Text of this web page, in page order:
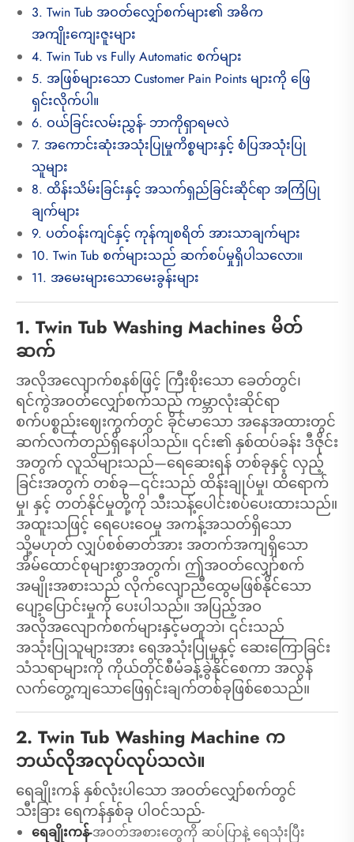
3. Twin Tub အဝတ်လျှော်စက်များ၏ အဓိက
အကျိုးကျေးဇူးများ
4. Twin Tub vs Fully Automatic စက်များ
5. အဖြစ်များသော Customer Pain Points များကို ဖြေ
ရှင်းလိုက်ပါ။
6. ဝယ်ခြင်းလမ်းညွှန်- ဘာကိုရှာရမလဲ
7. အကောင်းဆုံးအသုံးပြုမှုကိစ္စများနှင့် စံပြအသုံးပြု
သူများ
8. ထိန်းသိမ်းခြင်းနှင့် အသက်ရှည်ခြင်းဆိုင်ရာ အကြံပြု
ချက်များ
9. ပတ်ဝန်းကျင်နှင့် ကုန်ကျစရိတ် အားသာချက်များ
10. Twin Tub စက်များသည် ဆက်စပ်မှုရှိပါသလော။
11. အမေးများသောမေးခွန်းများ
1. Twin Tub Washing Machines မိတ်
ဆက်
အလိုအလျောက်စနစ်ဖြင့် ကြီးစိုးသော ခေတ်တွင်၊
ရင်ကွဲအ၀တ်လျှော်စက်သည် ကမ္ဘာလုံးဆိုင်ရာ
စက်ပစ္စည်းဈေးကွက်တွင် ခိုင်မာသော အနေအထားတွင်
ဆက်လက်တည်ရှိနေပါသည်။ ၎င်း၏ နှစ်ထပ်ခန်း ဒီဇိုင်း
အတွက် လူသိများသည်—ရေဆေးရန် တစ်ခုနှင့် လှည့်
ခြင်းအတွက် တစ်ခု—၎င်းသည် ထိန်းချုပ်မှု၊ ထိရောက်
မှု၊ နှင့် တတ်နိုင်မှုတို့ကို သီးသန့်ပေါင်းစပ်ပေးထားသည်။
အထူးသဖြင့် ရေပေးဝေမှု အကန့်အသတ်ရှိသော
သို့မဟုတ် လျှပ်စစ်ဓာတ်အား အတက်အကျရှိသော
အိမ်ထောင်စုများစွာအတွက်၊ ဤအဝတ်လျှော်စက်
အမျိုးအစားသည် လိုက်လျောညီထွေမဖြစ်နိုင်သော
ပျော့ပြောင်းမှုကို ပေးပါသည်။ အပြည့်အဝ
အလိုအလျောက်စက်များနှင့်မတူဘဲ၊ ၎င်းသည်
အသုံးပြုသူများအား ရေအသုံးပြုမှုနှင့် ဆေးကြောခြင်း
သံသရာများကို ကိုယ်တိုင်စီမံခန့်ခွဲနိုင်စေကာ အလွန်
လက်တွေ့ကျသောဖြေရှင်းချက်တစ်ခုဖြစ်စေသည်။
2. Twin Tub Washing Machine က
ဘယ်လိုအလုပ်လုပ်သလဲ။
ရေချိုးကန် နှစ်လုံးပါသော အဝတ်လျှော်စက်တွင်
သီးခြား ရေကန်နှစ်ခု ပါဝင်သည်-
ရေချိုးကန်-အဝတ်အစားတွေကို ဆပ်ပြာနဲ့ ရေသုံးပြီး